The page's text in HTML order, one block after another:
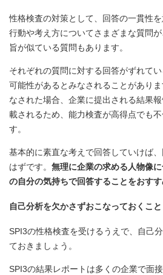
性格検査の対策として、回答の一貫性
行動や考え方についてさまざまな質問
旨が似ている質問もあります。
それぞれの質問に対する回答がずれて
可能性があるとみなされることがあり
なされた場合、企業に提出される結果
載されるため、能力検査が高得点でも
す。
基本的に素直な考えで回答していけば
はずです。 無理に企業の求める人物像
の自分の気持ちで回答することをおす
自己分析を欠かさずおこなっておくこと
SPI3の性格検査を受けるうえで、自己
ておきましょう。
SPI3の結果レポートは多くの企業で面